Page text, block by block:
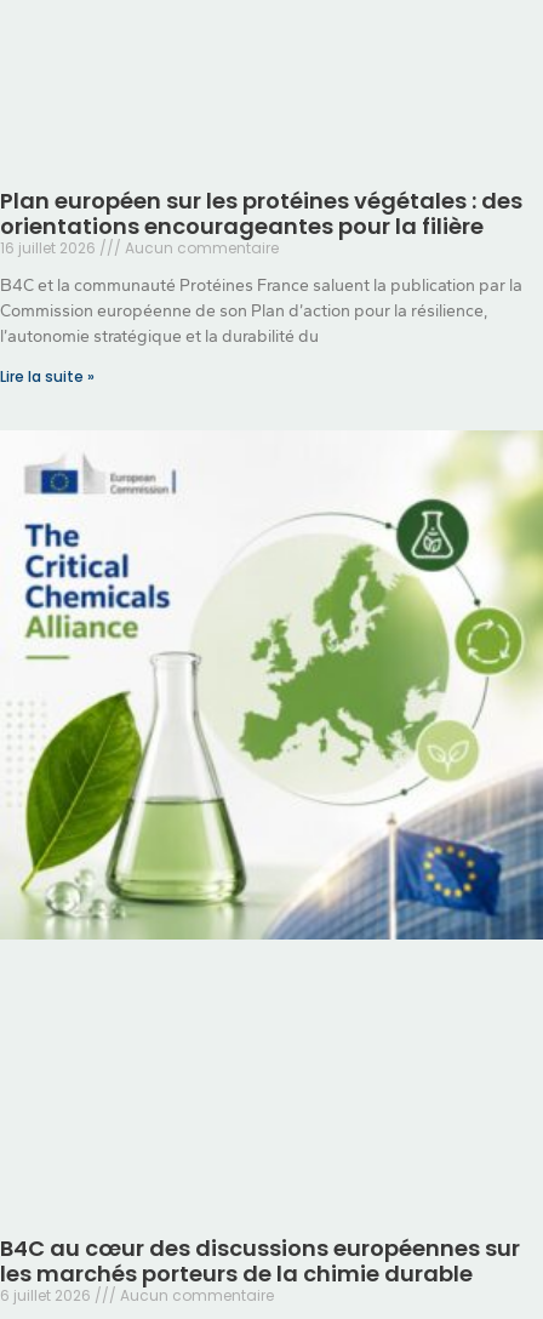
Plan européen sur les protéines végétales : des
orientations encourageantes pour la filière
16 juillet 2026
Aucun commentaire
B4C et la communauté Protéines France saluent la publication par la
Commission européenne de son Plan d’action pour la résilience,
l’autonomie stratégique et la durabilité du
Lire la suite »
B4C au cœur des discussions européennes sur
les marchés porteurs de la chimie durable
6 juillet 2026
Aucun commentaire